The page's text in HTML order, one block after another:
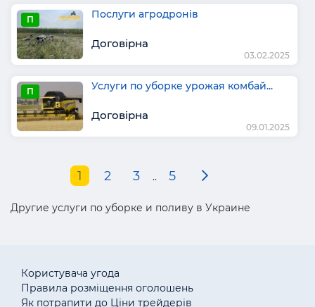
П Послуги агродронів
Договірна
03.02.2025
П Услуги по уборке урожая комбай...
Договірна
09.01.2025
1 2 3 .. 5
Другие услуги по уборке и поливу в Украине
Користувача угода
Правила розміщення оголошень
Як потрапити до Ціни трейдерів